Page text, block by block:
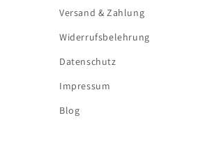
Versand & Zahlung
Widerrufsbelehrung
Datenschutz
Impressum
Blog